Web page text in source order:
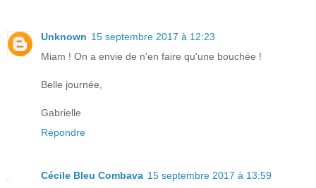
Unknown 15 septembre 2017 à 12:23
Miam ! On a envie de n'en faire qu'une bouchée !
Belle journée,
Gabrielle
Répondre
Cécile Bleu Combava 15 septembre 2017 à 13:59